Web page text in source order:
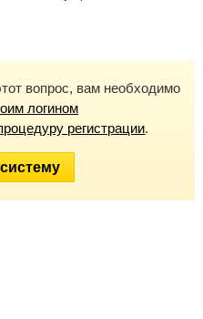
вопрос, вам необходимо
логином
регистрации.